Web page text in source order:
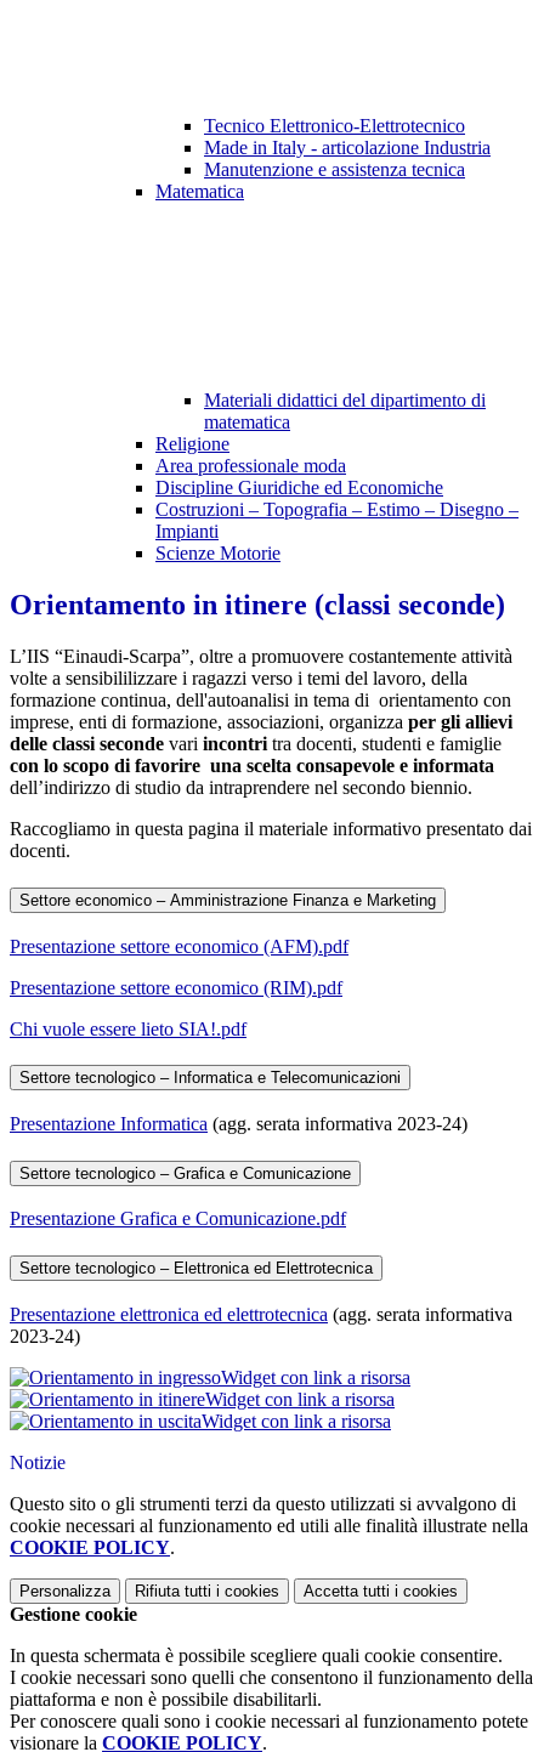
Tecnico Elettronico-Elettrotecnico
Made in Italy - articolazione Industria
Manutenzione e assistenza tecnica
Matematica
Materiali didattici del dipartimento di
matematica
Religione
Area professionale moda
Discipline Giuridiche ed Economiche
Costruzioni – Topografia – Estimo – Disegno –
Impianti
Scienze Motorie
Orientamento in itinere (classi seconde)
L’IIS “Einaudi-Scarpa”, oltre a promuovere costantemente attività
volte a sensibililizzare i ragazzi verso i temi del lavoro, della
formazione continua, dell'autoanalisi in tema di orientamento con
imprese, enti di formazione, associazioni, organizza per gli allievi
delle classi seconde vari incontri tra docenti, studenti e famiglie
con lo scopo di favorire una scelta consapevole e informata
dell’indirizzo di studio da intraprendere nel secondo biennio.
Raccogliamo in questa pagina il materiale informativo presentato dai
docenti.
Settore economico – Amministrazione Finanza e Marketing
Presentazione settore economico (AFM).pdf
Presentazione settore economico (RIM).pdf
Chi vuole essere lieto SIA!.pdf
Settore tecnologico – Informatica e Telecomunicazioni
Presentazione Informatica (agg. serata informativa 2023-24)
Settore tecnologico – Grafica e Comunicazione
Presentazione Grafica e Comunicazione.pdf
Settore tecnologico – Elettronica ed Elettrotecnica
Presentazione elettronica ed elettrotecnica (agg. serata informativa
2023-24)
Widget con link a risorsa
Widget con link a risorsa
Widget con link a risorsa
Notizie
Questo sito o gli strumenti terzi da questo utilizzati si avvalgono di
cookie necessari al funzionamento ed utili alle finalità illustrate nella
COOKIE POLICY.
Personalizza Rifiuta tutti i cookies Accetta tutti i cookies
Gestione cookie
In questa schermata è possibile scegliere quali cookie consentire.
I cookie necessari sono quelli che consentono il funzionamento della
piattaforma e non è possibile disabilitarli.
Per conoscere quali sono i cookie necessari al funzionamento potete
visionare la COOKIE POLICY.